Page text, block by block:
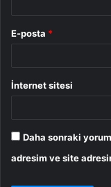
E-posta *
İnternet sitesi
Daha sonraki
adresim ve site